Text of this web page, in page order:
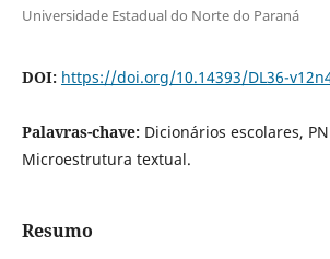
Universidade Estadual do Norte do Paraná
DOI: https://doi.org/10.14393/DL36-
Palavras-chave: Dicionários escolares,
Microestrutura textual.
Resumo